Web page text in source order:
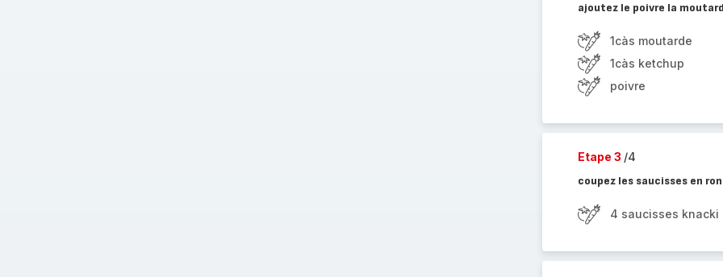
ajoutez le poivre la
1càs moutarde
1càs ketchup
poivre
Etape 3 /4
coupez les saucisses en
4 saucisses knacki